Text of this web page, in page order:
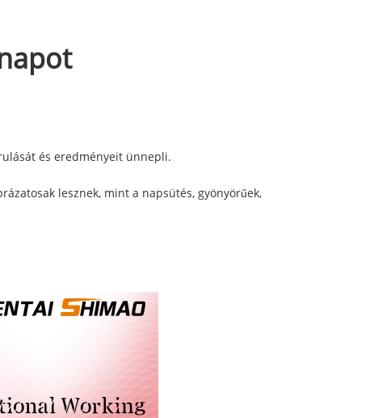
és eredményeit ünnepli.
lesznek, mint a napsütés, gyönyörűek,